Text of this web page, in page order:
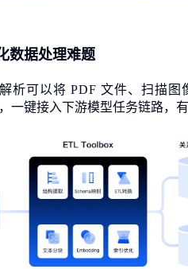
数据处理难题
析可以将 PDF 文件、扫描
一键接入下游模型任务链路，